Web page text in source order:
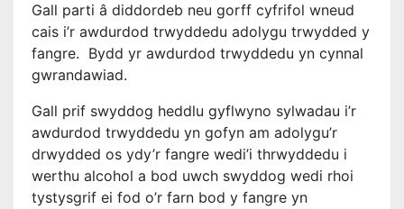
Gall parti â diddordeb neu gorff cyfrifol wneud
cais i’r awdurdod trwyddedu adolygu trwydded y
fangre. Bydd yr awdurdod trwyddedu yn cynnal
gwrandawiad.
Gall prif swyddog heddlu gyflwyno sylwadau i’r
awdurdod trwyddedu yn gofyn am adolygu’r
drwydded os ydy’r fangre wedi’i thrwyddedu i
werthu alcohol a bod uwch swyddog wedi rhoi
tystysgrif ei fod o’r farn bod y fangre yn